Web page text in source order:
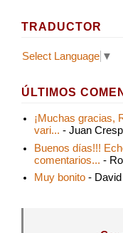
TRADUCTOR
Select Language ▼
ÚLTIMOS
¡Muchas gracias,
vari... - Juan
Buenos días!!!
comentarios... -
Muy bonito - David